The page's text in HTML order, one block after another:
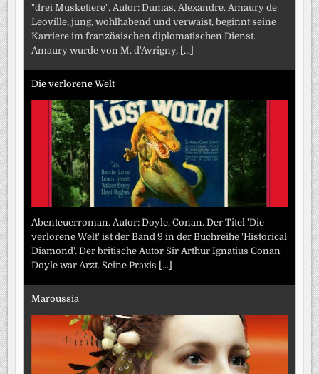
"drei Musketiere". Autor: Dumas, Alexandre. Amaury de
Leoville, jung, wohlhabend und verwaist, beginnt seine
Karriere im französischen diplomatischen Dienst.
Amaury wurde von M. d'Avrigny, [...]
Die verlorene Welt
Abenteuerroman. Autor: Doyle, Conan. Der Titel 'Die
verlorene Welt' ist der Band 9 in der Buchreihe 'Historical
Diamond'. Der britische Autor Sir Arthur Ignatius Conan
Doyle war Arzt. Seine Praxis [...]
Maroussia